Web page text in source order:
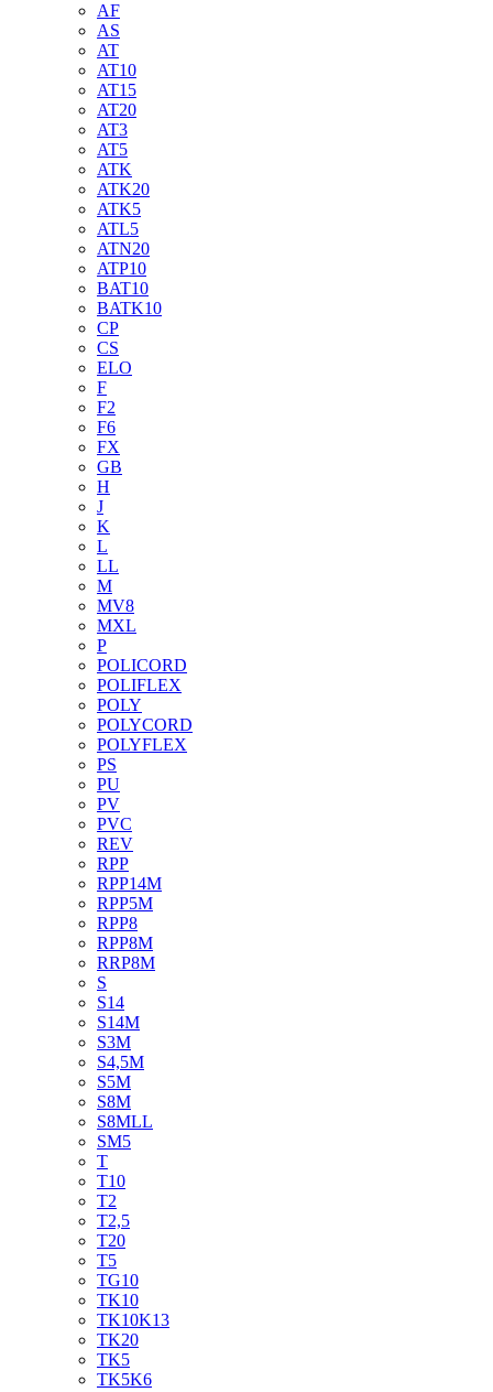
AF
AS
AT
AT10
AT15
AT20
AT3
AT5
ATK
ATK20
ATK5
ATL5
ATN20
ATP10
BAT10
BATK10
CP
CS
ELO
F
F2
F6
FX
GB
H
J
K
L
LL
M
MV8
MXL
P
POLICORD
POLIFLEX
POLY
POLYCORD
POLYFLEX
PS
PU
PV
PVC
REV
RPP
RPP14M
RPP5M
RPP8
RPP8M
RRP8M
S
S14
S14M
S3M
S4,5M
S5M
S8M
S8MLL
SM5
T
T10
T2
T2,5
T20
T5
TG10
TK10
TK10K13
TK20
TK5
TK5K6